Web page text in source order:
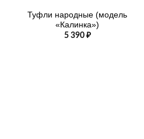
Туфли народные (модель
«Калинка»)
5 390 ₽